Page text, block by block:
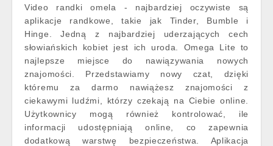
Video randki omela - najbardziej oczywiste są
aplikacje randkowe, takie jak Tinder, Bumble i
Hinge. Jedną z najbardziej uderzających cech
słowiańskich kobiet jest ich uroda. Omega Lite to
najlepsze miejsce do nawiązywania nowych
znajomości. Przedstawiamy nowy czat, dzięki
któremu za darmo nawiążesz znajomości z
ciekawymi ludźmi, którzy czekają na Ciebie online.
Użytkownicy mogą również kontrolować, ile
informacji udostępniają online, co zapewnia
dodatkową warstwę bezpieczeństwa. Aplikacja